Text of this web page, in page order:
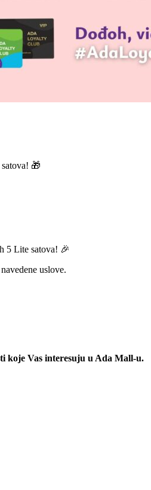
🎁
5 Lite satova! 🎉
uslove.
koje Vas interesuju u Ada Mall-u.